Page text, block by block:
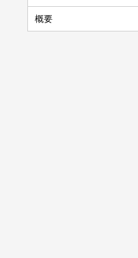
概要